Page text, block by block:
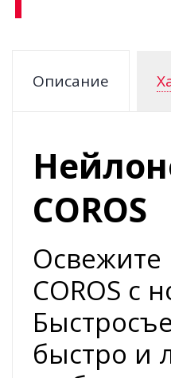
Описание
COROS
Освежите
COROS
быстро и